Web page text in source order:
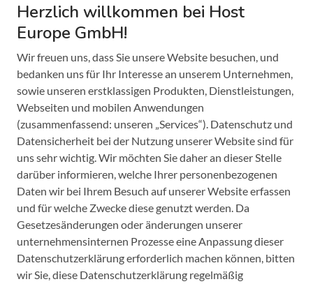
Herzlich willkommen bei Host
Europe GmbH!
Wir freuen uns, dass Sie unsere Website besuchen, und
bedanken uns für Ihr Interesse an unserem Unternehmen,
sowie unseren erstklassigen Produkten, Dienstleistungen,
Webseiten und mobilen Anwendungen
(zusammenfassend: unseren „Services“). Datenschutz und
Datensicherheit bei der Nutzung unserer Website sind für
uns sehr wichtig. Wir möchten Sie daher an dieser Stelle
darüber informieren, welche Ihrer personenbezogenen
Daten wir bei Ihrem Besuch auf unserer Website erfassen
und für welche Zwecke diese genutzt werden. Da
Gesetzesänderungen oder änderungen unserer
unternehmensinternen Prozesse eine Anpassung dieser
Datenschutzerklärung erforderlich machen können, bitten
wir Sie, diese Datenschutzerklärung regelmäßig